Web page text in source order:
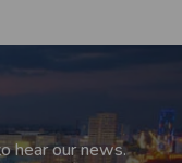
hear our news.